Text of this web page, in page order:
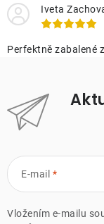
Iveta
Perfektně zabalené
E-mail
Vložením e-mailu